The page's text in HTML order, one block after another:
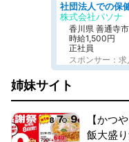
株式会社パソナ
香川県 善通寺市
時給1,500円
正社員
スポンサー：
姉妹サイト
【かつ
飯大盛